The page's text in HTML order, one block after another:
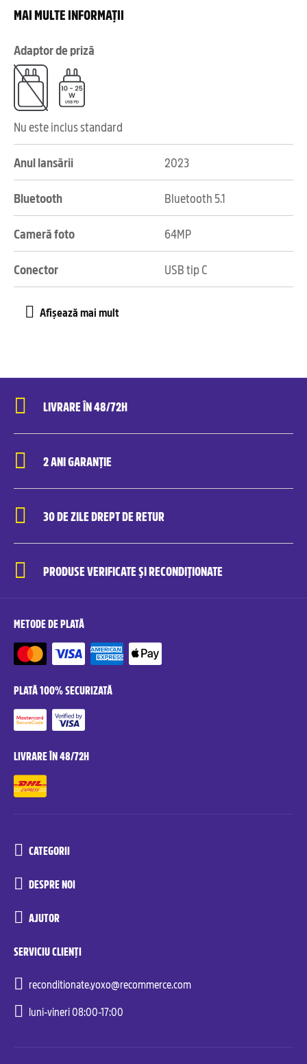
MAI MULTE INFORMAȚII
Adaptor de priză
Nu este inclus standard
Anul lansării 2023
Bluetooth Bluetooth 5.1
Cameră foto 64MP
Conector USB tip C
LIVRARE ÎN 48/72H
2 ANI GARANȚIE
30 DE ZILE DREPT DE RETUR
PRODUSE VERIFICATE ȘI RECONDIȚIONATE
METODE DE PLATĂ
PLATĂ 100% SECURIZATĂ
LIVRARE ÎN 48/72H
CATEGORII
DESPRE NOI
AJUTOR
SERVICIU CLIENȚI
reconditionate.yoxo@recommerce.com
luni-vineri 08:00-17:00